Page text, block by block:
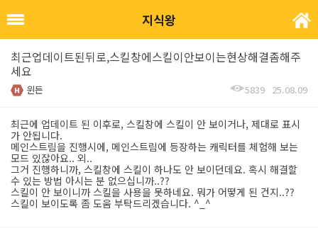
지식왕
최근업데이트된뒤로,스킬창에스킬이안보이는현상해결좀해주
세요
윈든 5839 25.08.09
최근에 업데이트 된 이후로, 스킬창에 스킬이 안 보이거나, 제대로 표시
가 안됩니다.
메인스트림을 진행시에, 메인스트림에 등장하는 캐릭터를 체험해 보는
모드 있잖아요.. 외..
그거 진행하니까, 스킬창에 스킬이 하나도 안 보이던데요. 혹시 해결할
수 있는 방법 아시는 분 없으십니까..??
스킬이 안 보이니까 스킬을 사용을 못하네요. 뭐가 어떻게 된 건지..??
스킬이 보이도록 좀 도움 부탁드리겠습니다. ^_^